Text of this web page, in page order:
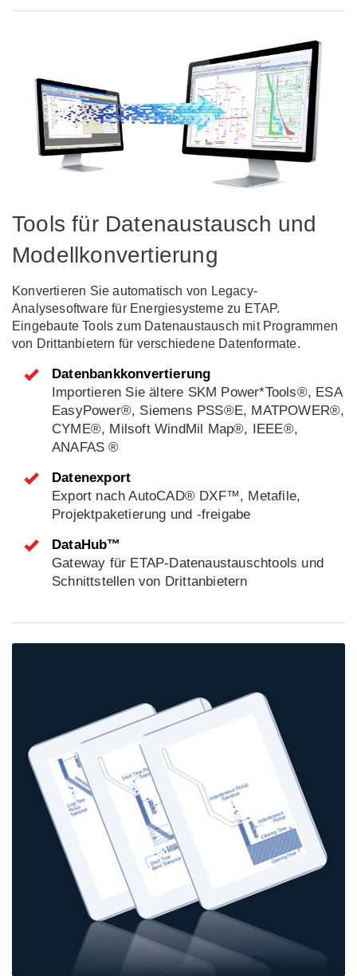
Tools für Datenaustausch und
Modellkonvertierung
Konvertieren Sie automatisch von Legacy-
Analysesoftware für Energiesysteme zu ETAP.
Eingebaute Tools zum Datenaustausch mit Programmen
von Drittanbietern für verschiedene Datenformate.
Datenbankkonvertierung
Importieren Sie ältere SKM Power*Tools®, ESA
EasyPower®, Siemens PSS®E, MATPOWER®,
CYME®, Milsoft WindMil Map®, IEEE®,
ANAFAS ®
Datenexport
Export nach AutoCAD® DXF™, Metafile,
Projektpaketierung und -freigabe
DataHub™
Gateway für ETAP-Datenaustauschtools und
Schnittstellen von Drittanbietern